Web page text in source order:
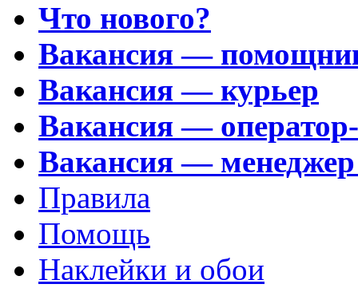
Что нового?
Вакансия —
Вакансия — курьер
Вакансия —
Вакансия —
Правила
Помощь
Наклейки и обои